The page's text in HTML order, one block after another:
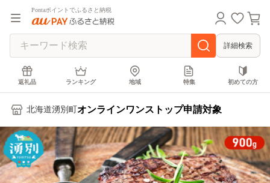
Pontaポイントでふるさと納税
詳細検索
返礼品 ランキング 地域 特集 初めての方
北海道湧別町 オンラインワンストップ申請対象